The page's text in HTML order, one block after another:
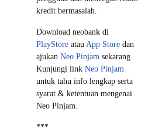
kredit bermasalah.
Download neobank di
PlayStore atau App Store dan
ajukan Neo Pinjam sekarang.
Kunjungi link Neo Pinjam
untuk tahu info lengkap serta
syarat & ketentuan mengenai
Neo Pinjam.
***